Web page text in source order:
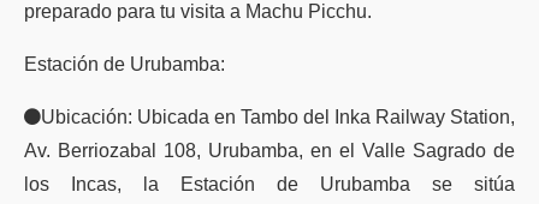
preparado para tu visita a Machu Picchu.
Estación de Urubamba:
Ubicación: Ubicada en Tambo del Inka Railway Station,
Av. Berriozabal 108, Urubamba, en el Valle Sagrado de
los Incas, la Estación de Urubamba se sitúa